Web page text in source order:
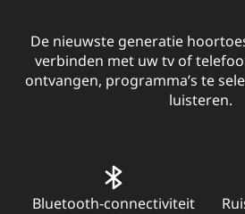
De nieuwste generatie
verbinden met uw tv of
ontvangen, programma’s te
luisteren.
Bluetooth-connectiviteit